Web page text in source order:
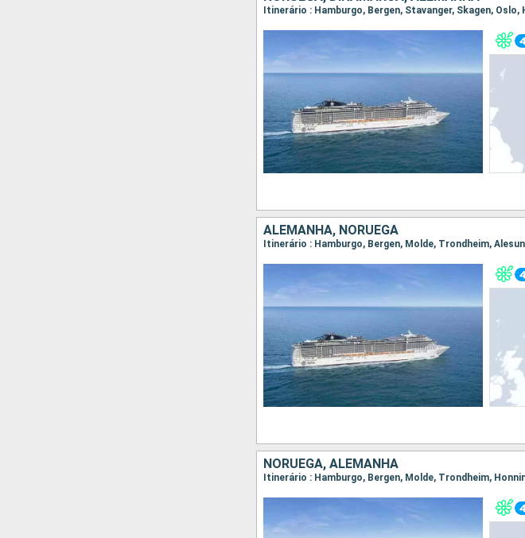
Itinerário : Hamburgo, Bergen, Stavanger, Skagen, Oslo,
ALEMANHA, NORUEGA
Itinerário : Hamburgo, Bergen, Molde, Trondheim,
NORUEGA, ALEMANHA
Itinerário : Hamburgo, Bergen, Molde, Trondheim,